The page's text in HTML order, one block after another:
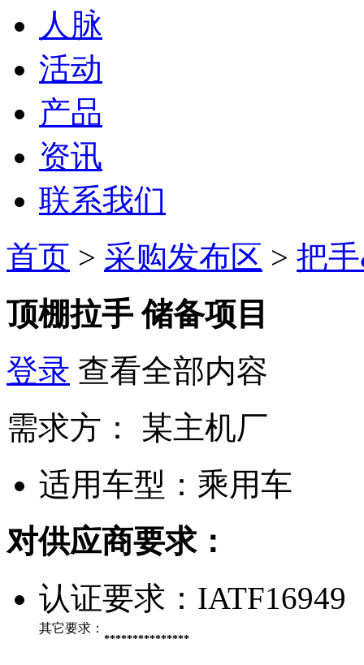
人脉
活动
产品
资讯
联系我们
首页 > 采购发布区 > 把
顶棚拉手 储备项目
登录 查看全部内容
需求方：
某主机厂
适用车型： 乘用车
对供应商要求：
认证要求： IATF16949
其它要求：
***************